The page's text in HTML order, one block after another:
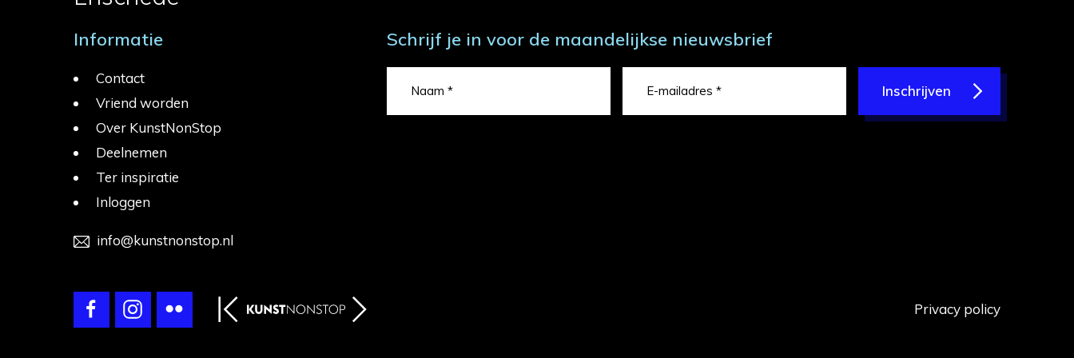
Informatie
Contact
Vriend worden
Over KunstNonStop
Deelnemen
Ter inspiratie
Inloggen
info@kunstnonstop.nl
Schrijf je in voor de maandelijkse nieuwsbrief
Inschrijven
Privacy policy